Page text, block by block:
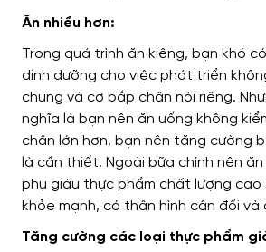
Ăn nhiều hơn:
Trong quá trình ăn kiêng, bạn khó
dinh dưỡng cho việc phát triển
chung và cơ bắp chân nói riêng.
nghĩa là bạn nên ăn uống không
chân lớn hơn, bạn nên tăng cường
là cần thiết. Ngoài bữa chính nên
phụ giàu thực phẩm chất lượng cao
khỏe mạnh, có thân hình cân đối và
Tăng cường các loại thực phẩm